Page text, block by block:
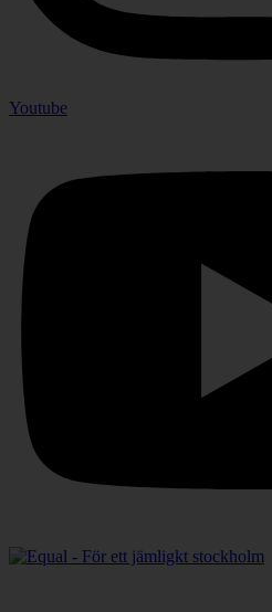
Youtube